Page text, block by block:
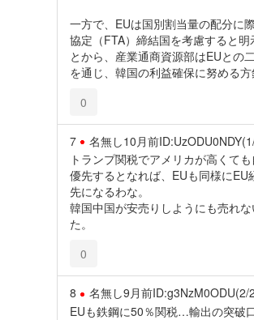
一方で、EUは国別割当量の配分に
協定（FTA）締結国を考慮すると明
とから、産業通商資源部はEUとの
を通じ、韓国の利益確保に努める方
0
7 名無し10月前
トランプ関税でアメリカが高くて
優先するとなれば、EUも同様にEU
先になるわな。
韓国中国が安売りしようにも売れ
た。
0
8 名無し9月前ID:g3NzM0ODU(2/
EUも鉄鋼に50％関税…輸出の突破